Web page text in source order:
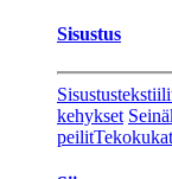
Sisustus
kehykset
peilitTekokukat